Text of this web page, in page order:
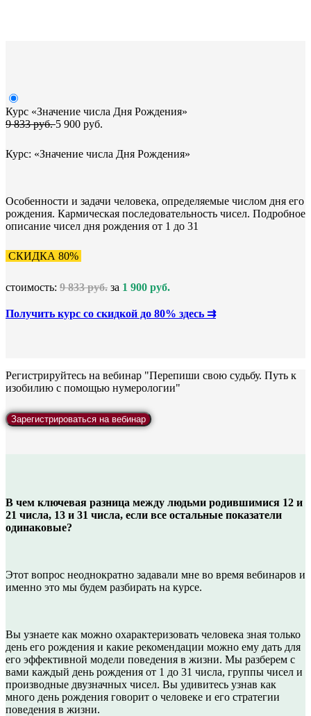
Курс «Значение числа Дня Рождения»
9 833 руб.5 900 руб.
Курс: «Значение числа Дня Рождения»
Особенности и задачи человека, определяемые числом дня его
рождения. Кармическая последовательность чисел. Подробное
описание чисел дня рождения от 1 до 31
СКИДКА 80%
стоимость: 9 833 руб. за 1 900 руб.
Получить курс со скидкой до 80% здесь ⇉
Регистрируйтесь на вебинар "Перепиши свою судьбу. Путь к
изобилию с помощью нумерологии"
Зарегистрироваться на вебинар
В чем ключевая разница между людьми родившимися 12 и
21 числа, 13 и 31 числа, если все остальные показатели
одинаковые?
Этот вопрос неоднократно задавали мне во время вебинаров и
именно это мы будем разбирать на курсе.
Вы узнаете как можно охарактеризовать человека зная только
день его рождения и какие рекомендации можно ему дать для
его эффективной модели поведения в жизни. Мы разберем с
вами каждый день рождения от 1 до 31 числа, группы чисел и
производные двузначных чисел. Вы удивитесь узнав как
много день рождения говорит о человеке и его стратегии
поведения в жизни.